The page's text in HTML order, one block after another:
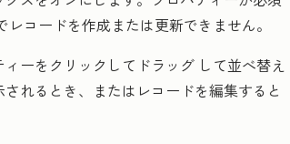
レコードを作成または更新できません。
ーをクリックして ドラッグ して並べ替え
れるとき、またはレコードを編集すると